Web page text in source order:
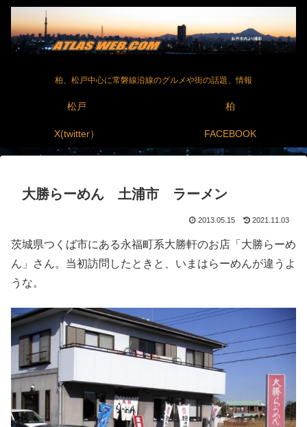
柏、松戸中心に常磐線沿線のグルメや街の話題、情報
松戸 柏
X(twitter） FACEBOOK
大勝らーめん 土浦市 ラーメン
2013.05.15 2021.11.03
茨城県つくば市にある永福町系大勝軒のお店「大勝らーめ
ん」さん。当初訪問したときと、いまはらーめんが違うよ
うな。